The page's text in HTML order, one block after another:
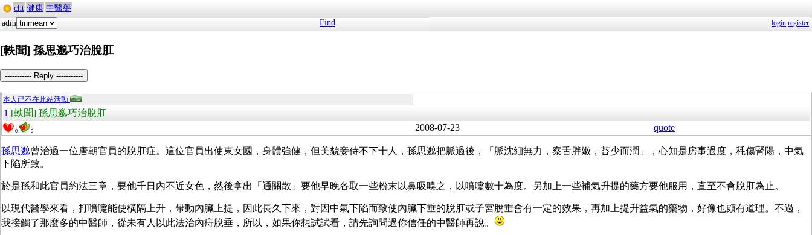
cht 健康 中醫藥
adm
Find login register
[軼聞] 孫思邈巧治脫肛
----------- Reply -----------
本人已不在此站活動
1 [軼聞] 孫思邈巧治脫肛
0 0 2008-07-23 quote
孫思邈曾治過一位唐朝官員的脫肛症。這位官員出使東女國，身體強健，但美貌妾侍不下十人，孫思邈把脈過後，「脈沈細無力，察舌胖嫩，苔少而潤」，心知是房事過度，秏傷腎陽，中氣
下陷所致。
於是孫和此官員約法三章，要他千日內不近女色，然後拿出「通關散」要他早晚各取一些粉末以鼻吸嗅之，以噴嚏數十為度。另加上一些補氣升提的藥方要他服用，直至不會脫肛為止。
以現代醫學來看，打噴嚏能使橫隔上升，帶動內臟上提，因此長久下來，對因中氣下陷而致使內臟下垂的脫肛或子宮脫垂會有一定的效果，再加上提升益氣的藥物，好像也頗有道理。不過，
我接觸了那麼多的中醫師，從未有人以此法治內痔脫垂，所以，如果你想試試看，請先詢問過你信任的中醫師再說。